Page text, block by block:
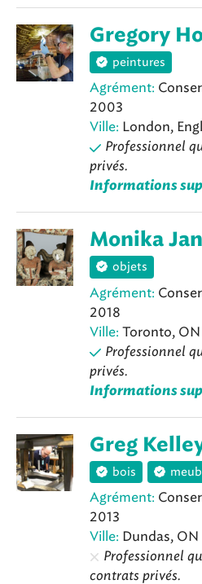
Gregory
peintures
Agrément:
2003
Ville: London,
Professionnel
privés.
Informations
Monika
objets
Agrément:
2018
Ville: Toronto, ON
Professionnel
privés.
Informations
Greg
bois
Agrément:
2013
Ville: Dundas, ON
Professionnel
contrats privés.